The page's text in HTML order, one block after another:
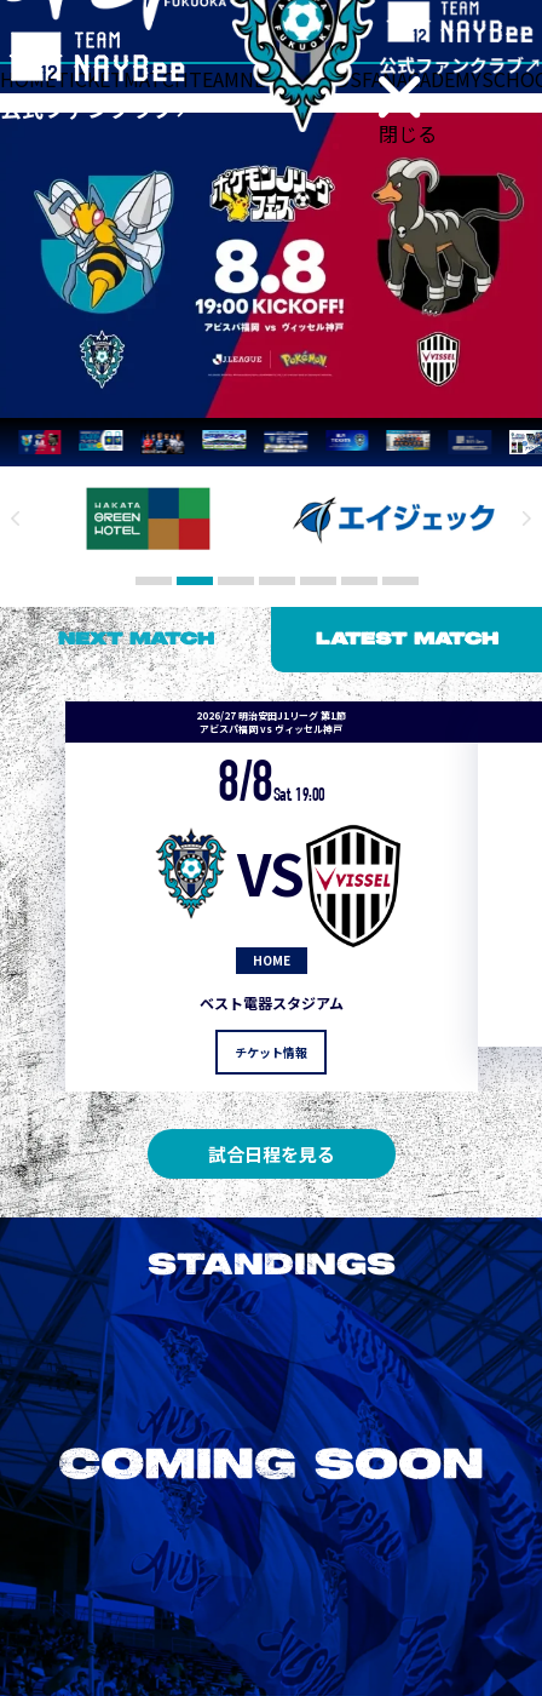
閉じる
HOMETICKETMATCHTEAMNEWSGOODSFANACADEMY
NEXT MATCH LATEST MATCH
2026/27 明治安田J1リーグ 第1節
アビスパ福岡 vs ヴィッセル神戸
8/8Sat. 19:00
VS
HOME
ベスト電器スタジアム
チケット情報
試合日程を見る
STANDINGS